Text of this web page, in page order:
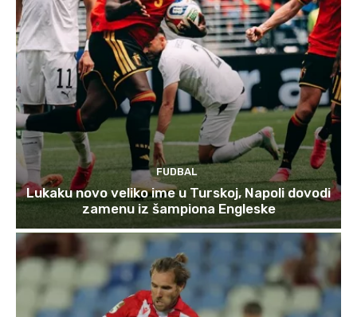
FUDBAL
Lukaku novo veliko ime u Turskoj, Napoli dovodi
zamenu iz šampiona Engleske